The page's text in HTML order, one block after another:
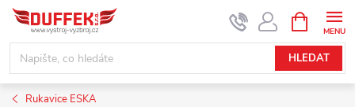
Přejít
obsah
HLEDAT
NÁKUPNÍ
KOŠÍK
Rukavice ESKA